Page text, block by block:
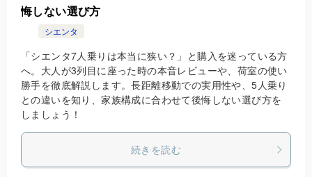
悔しない選び方
シエンタ
「シエンタ7人乗りは本当に狭い？」と購入を迷っている方
へ。大人が3列目に座った時の本音レビューや、荷室の使い
勝手を徹底解説します。長距離移動での実用性や、5人乗り
との違いを知り、家族構成に合わせて後悔しない選び方を
しましょう！
続きを読む